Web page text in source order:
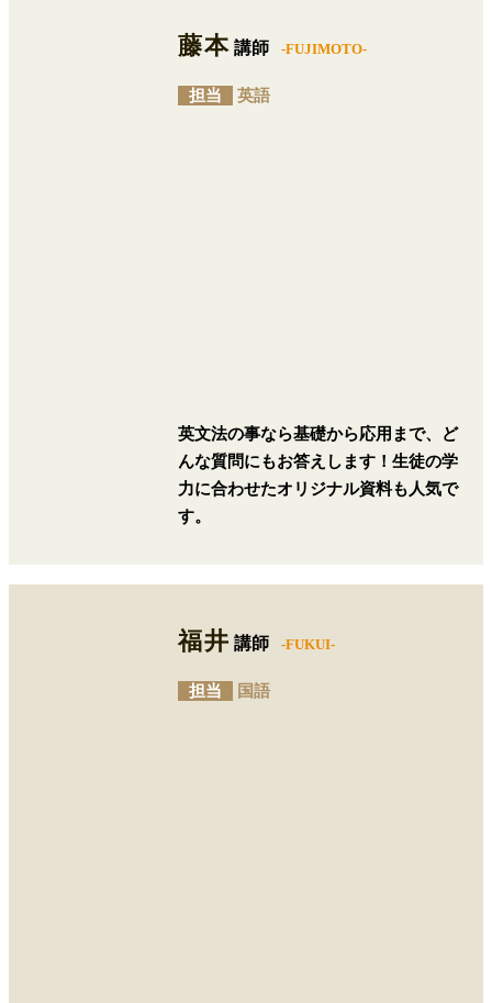
藤本 講師 -FUJIMOTO-
担当 英語
英文法の事なら基礎から応用まで、ど
んな質問にもお答えします！生徒の学
力に合わせたオリジナル資料も人気で
す。
福井 講師 -FUKUI-
担当 国語